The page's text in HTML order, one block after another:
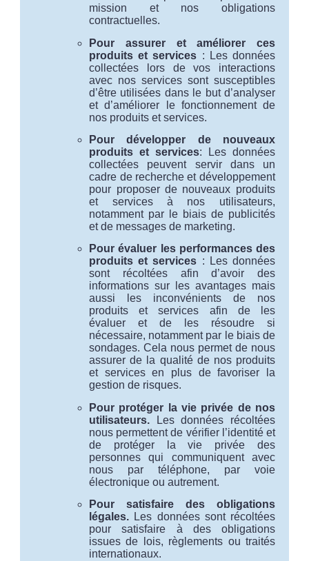
mission et nos obligations
contractuelles.
Pour assurer et améliorer ces
produits et services : Les données
collectées lors de vos interactions
avec nos services sont susceptibles
d’être utilisées dans le but d’analyser
et d’améliorer le fonctionnement de
nos produits et services.
Pour développer de nouveaux
produits et services: Les données
collectées peuvent servir dans un
cadre de recherche et développement
pour proposer de nouveaux produits
et services à nos utilisateurs,
notamment par le biais de publicités
et de messages de marketing.
Pour évaluer les performances des
produits et services : Les données
sont récoltées afin d’avoir des
informations sur les avantages mais
aussi les inconvénients de nos
produits et services afin de les
évaluer et de les résoudre si
nécessaire, notamment par le biais de
sondages. Cela nous permet de nous
assurer de la qualité de nos produits
et services en plus de favoriser la
gestion de risques.
Pour protéger la vie privée de nos
utilisateurs. Les données récoltées
nous permettent de vérifier l’identité et
de protéger la vie privée des
personnes qui communiquent avec
nous par téléphone, par voie
électronique ou autrement.
Pour satisfaire des obligations
légales. Les données sont récoltées
pour satisfaire à des obligations
issues de lois, règlements ou traités
internationaux.